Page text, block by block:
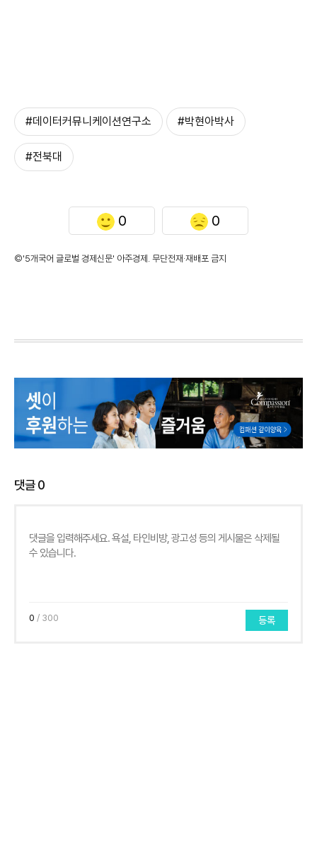
#데이터커뮤니케이션연구소 #박현아박사
#전북대
0 0
©'5개국어 글로벌 경제신문' 아주경제. 무단전재·재배포 금지
댓글0
0 / 300 등록